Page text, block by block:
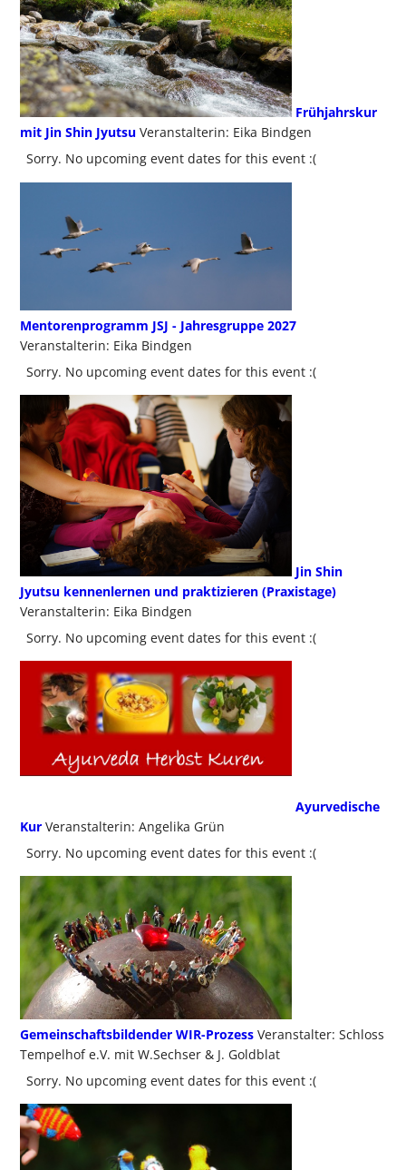
Frühjahrskur
mit Jin Shin Jyutsu Veranstalterin: Eika Bindgen
Sorry. No upcoming event dates for this event :(
Mentorenprogramm JSJ - Jahresgruppe 2027
Veranstalterin: Eika Bindgen
Sorry. No upcoming event dates for this event :(
Jin Shin
Jyutsu kennenlernen und praktizieren (Praxistage)
Veranstalterin: Eika Bindgen
Sorry. No upcoming event dates for this event :(
Ayurvedische
Kur Veranstalterin: Angelika Grün
Sorry. No upcoming event dates for this event :(
Gemeinschaftsbildender WIR-Prozess Veranstalter: Schloss
Tempelhof e.V. mit W.Sechser & J. Goldblat
Sorry. No upcoming event dates for this event :(